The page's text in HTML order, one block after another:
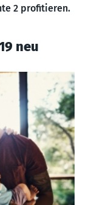
2 profitieren.
neu